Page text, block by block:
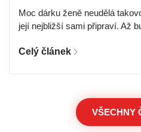
Moc dárku ženě neudělá
její nejbližší sami připraví. Až
Celý článek
VŠECHNY